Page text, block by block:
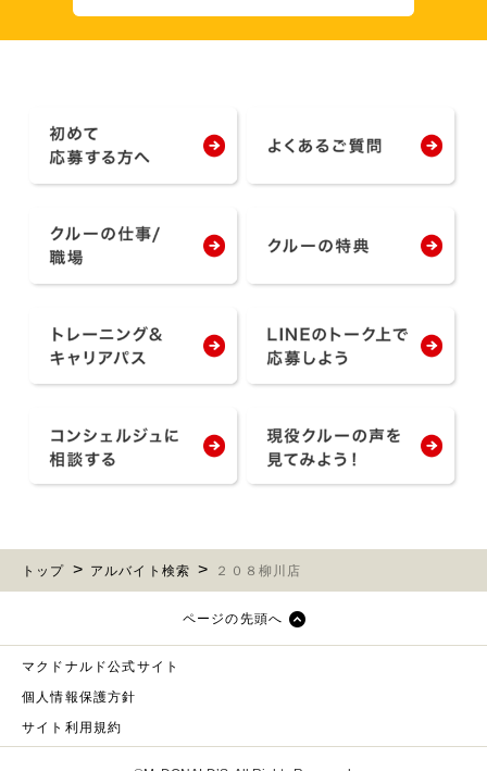
トップ アルバイト検索 ２０８柳川店
ページの先頭へ
マクドナルド公式サイト
個人情報保護方針
サイト利用規約